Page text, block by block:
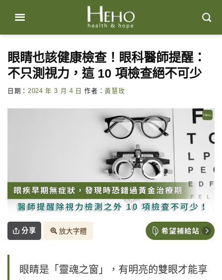
content
眼睛也該健康檢查！眼科醫師提醒：
不只測視力，這 10 項檢查絕不可少
日期： 2024 年 3 月 4 日 作者：黃慧玫
分享 放大字體
眼睛是「靈魂之窗」，有明亮的雙眼才能享